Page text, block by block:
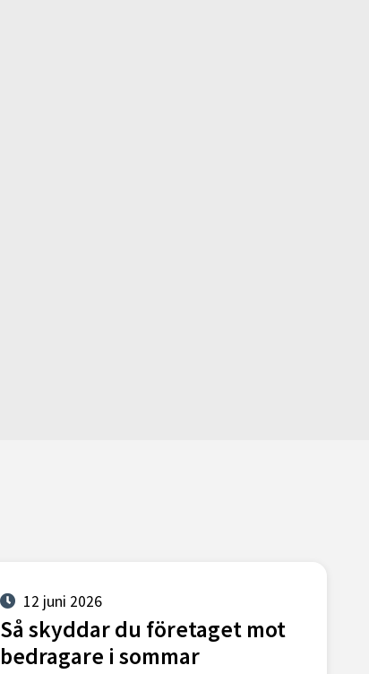
12 juni 2026
Så skyddar du företaget mot
bedragare i sommar